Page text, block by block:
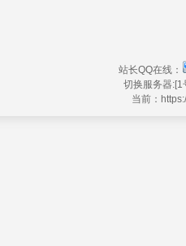
站长QQ在线：
切换服务器:[1
当前：